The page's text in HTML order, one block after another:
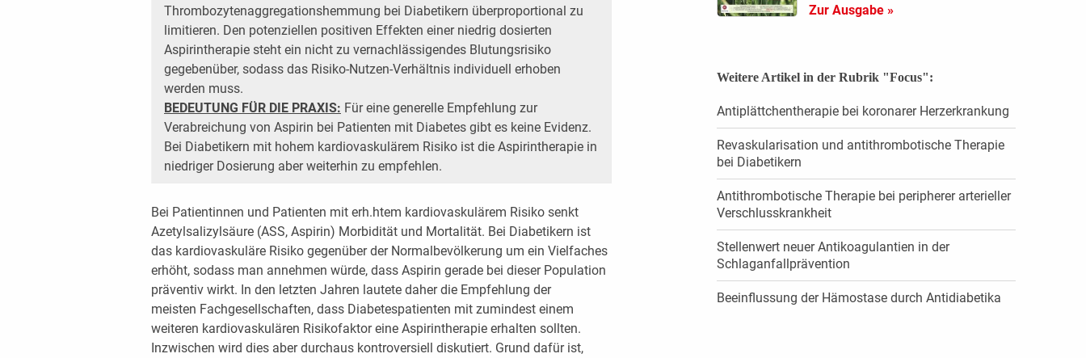
Thrombozytenaggregationshemmung bei Diabetikern überproportional zu
limitieren. Den potenziellen positiven Effekten einer niedrig dosierten
Aspirintherapie steht ein nicht zu vernachlässigendes Blutungsrisiko
gegebenüber, sodass das Risiko-Nutzen-Verhältnis individuell erhoben
werden muss.
BEDEUTUNG FÜR DIE PRAXIS: Für eine generelle Empfehlung zur
Verabreichung von Aspirin bei Patienten mit Diabetes gibt es keine Evidenz.
Bei Diabetikern mit hohem kardiovaskulärem Risiko ist die Aspirintherapie in
niedriger Dosierung aber weiterhin zu empfehlen.
Bei Patientinnen und Patienten mit erh.htem kardiovaskulärem Risiko senkt
Azetylsalizylsäure (ASS, Aspirin) Morbidität und Mortalität. Bei Diabetikern ist
das kardiovaskuläre Risiko gegenüber der Normalbevölkerung um ein Vielfaches
erhöht, sodass man annehmen würde, dass Aspirin gerade bei dieser Population
präventiv wirkt. In den letzten Jahren lautete daher die Empfehlung der
meisten Fachgesellschaften, dass Diabetespatienten mit zumindest einem
weiteren kardiovaskulären Risikofaktor eine Aspirintherapie erhalten sollten.
Inzwischen wird dies aber durchaus kontroversiell diskutiert. Grund dafür ist,
Zur Ausgabe »
Weitere Artikel in der Rubrik "Focus":
Antiplättchentherapie bei koronarer Herzerkrankung
Revaskularisation und antithrombotische Therapie
bei Diabetikern
Antithrombotische Therapie bei peripherer arterieller
Verschlusskrankheit
Stellenwert neuer Antikoagulantien in der
Schlaganfallprävention
Beeinflussung der Hämostase durch Antidiabetika